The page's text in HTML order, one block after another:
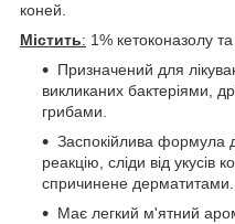
коней.
Містить: 1% кетоконазолу
Призначений для
викликаних бактеріями,
грибами.
Заспокійлива формула
реакцію, сліди від укусів
спричинене дерматитами.
Має легкий м'ятний